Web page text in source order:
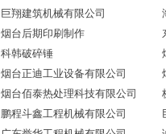
巨翔建筑机械有限公司
烟台后期印刷制作
科韩破碎锤
烟台正迪工业设备有限公司
烟台佰泰热处理科技有限公司
鹏程斗鑫工程机械有限公司